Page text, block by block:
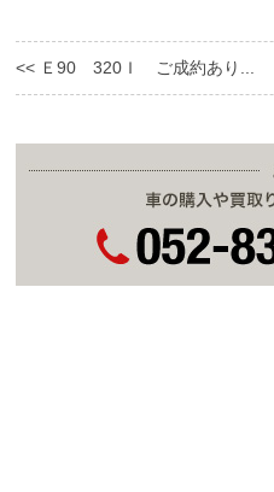
<< Ｅ90 320Ｉ ご成約あり...